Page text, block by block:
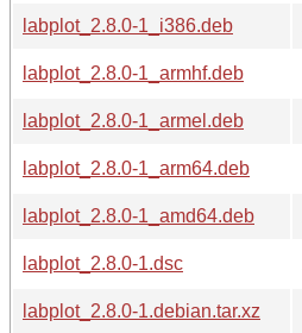
labplot_2.8.0-1_i386.deb
labplot_2.8.0-1_armhf.deb
labplot_2.8.0-1_armel.deb
labplot_2.8.0-1_arm64.deb
labplot_2.8.0-1_amd64.deb
labplot_2.8.0-1.dsc
labplot_2.8.0-1.debian.tar.xz